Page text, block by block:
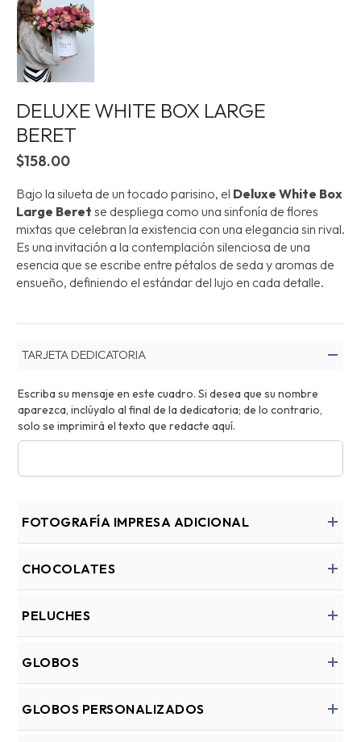
DELUXE WHITE BOX LARGE
BERET
$158.00
Bajo la silueta de un tocado parisino, el Deluxe White Box
Large Beret se despliega como una sinfonía de flores
mixtas que celebran la existencia con una elegancia sin rival.
Es una invitación a la contemplación silenciosa de una
esencia que se escribe entre pétalos de seda y aromas de
ensueño, definiendo el estándar del lujo en cada detalle.
TARJETA DEDICATORIA
Escriba su mensaje en este cuadro. Si desea que su nombre
aparezca, inclúyalo al final de la dedicatoria; de lo contrario,
solo se imprimirá el texto que redacte aquí.
FOTOGRAFÍA IMPRESA ADICIONAL
CHOCOLATES
PELUCHES
GLOBOS
GLOBOS PERSONALIZADOS